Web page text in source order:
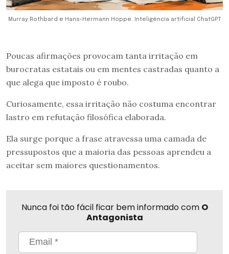
Murray Rothbard e Hans-Hermann Hoppe. Inteligência artificial ChatGPT
Poucas afirmações provocam tanta irritação em
burocratas estatais ou em mentes castradas quanto a
que alega que imposto é roubo.
Curiosamente, essa irritação não costuma encontrar
lastro em refutação filosófica elaborada.
Ela surge porque a frase atravessa uma camada de
pressupostos que a maioria das pessoas aprendeu a
aceitar sem maiores questionamentos.
Nunca foi tão fácil ficar bem informado com O
Antagonista